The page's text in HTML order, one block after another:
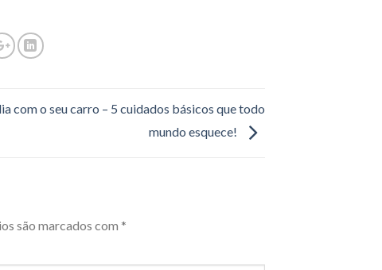
com o seu carro – 5 cuidados básicos que todo
mundo esquece!
são marcados com *